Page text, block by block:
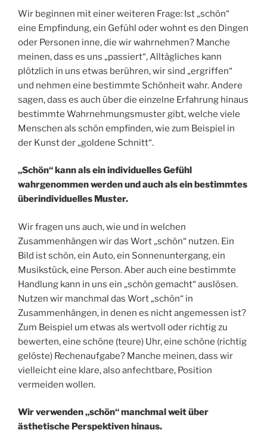
Wir beginnen mit einer weiteren Frage: Ist „schön“
eine Empfindung, ein Gefühl oder wohnt es den Dingen
oder Personen inne, die wir wahrnehmen? Manche
meinen, dass es uns „passiert“, Alltägliches kann
plötzlich in uns etwas berühren, wir sind „ergriffen“
und nehmen eine bestimmte Schönheit wahr. Andere
sagen, dass es auch über die einzelne Erfahrung hinaus
bestimmte Wahrnehmungsmuster gibt, welche viele
Menschen als schön empfinden, wie zum Beispiel in
der Kunst der „goldene Schnitt“.
„Schön“ kann als ein individuelles Gefühl
wahrgenommen werden und auch als ein bestimmtes
überindividuelles Muster.
Wir fragen uns auch, wie und in welchen
Zusammenhängen wir das Wort „schön“ nutzen. Ein
Bild ist schön, ein Auto, ein Sonnenuntergang, ein
Musikstück, eine Person. Aber auch eine bestimmte
Handlung kann in uns ein „schön gemacht“ auslösen.
Nutzen wir manchmal das Wort „schön“ in
Zusammenhängen, in denen es nicht angemessen ist?
Zum Beispiel um etwas als wertvoll oder richtig zu
bewerten, eine schöne (teure) Uhr, eine schöne (richtig
gelöste) Rechenaufgabe? Manche meinen, dass wir
vielleicht eine klare, also anfechtbare, Position
vermeiden wollen.
Wir verwenden „schön“ manchmal weit über
ästhetische Perspektiven hinaus.